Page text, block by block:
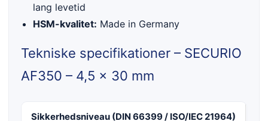
lang levetid
HSM-kvalitet: Made in Germany
Tekniske specifikationer – SECURIO
AF350 – 4,5 x 30 mm
Sikkerhedsniveau (DIN 66399 / ISO/IEC 21964)